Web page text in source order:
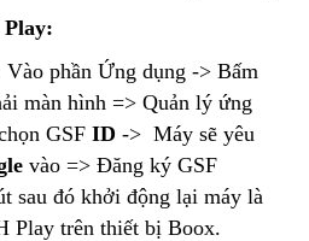
Play:
phần Ứng dụng -> Bấm
màn hình => Quản lý ứng
GSF ID -> Máy sẽ yêu
vào => Đăng ký GSF
sau đó khởi động lại máy là
Play trên thiết bị Boox.